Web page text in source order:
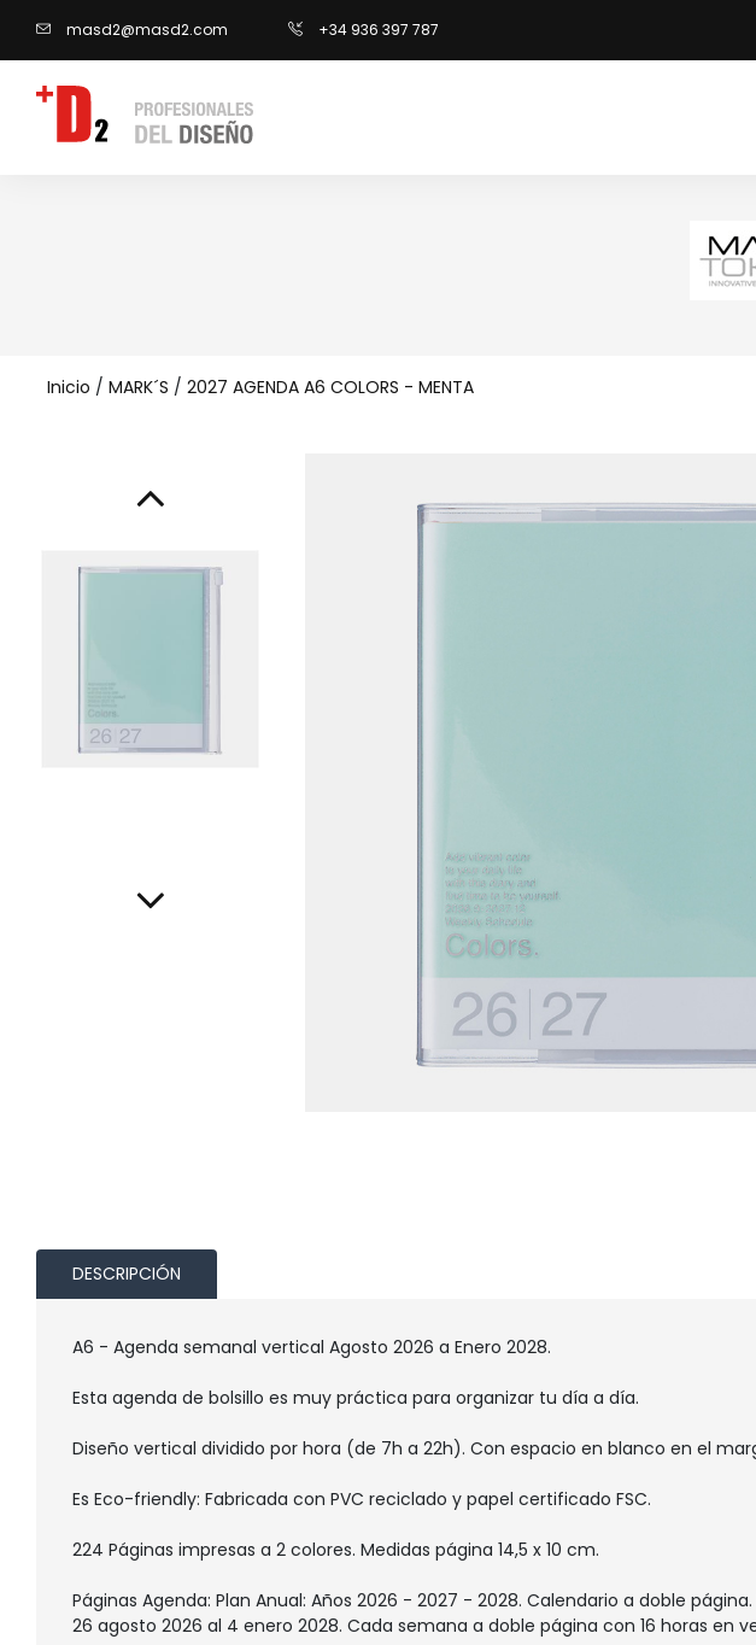
masd2@masd2.com +34 936 397 787
Inicio / MARK´S / 2027 AGENDA A6 COLORS - MENTA
DESCRIPCIÓN
A6 - Agenda semanal vertical Agosto 2026 a Enero 2028.
Esta agenda de bolsillo es muy práctica para organizar tu día a día.
Diseño vertical dividido por hora (de 7h a 22h). Con espacio en blanco en el
Es Eco-friendly: Fabricada con PVC reciclado y papel certificado FSC.
224 Páginas impresas a 2 colores. Medidas página 14,5 x 10 cm.
Páginas Agenda: Plan Anual: Años 2026 - 2027 - 2028. Calendario a doble
26 agosto 2026 al 4 enero 2028. Cada semana a doble página con 16 horas en